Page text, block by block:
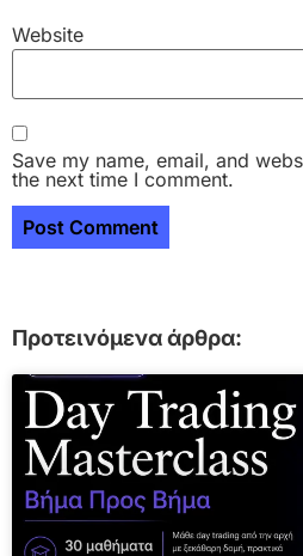
Website
Save my name, email, and
the next time I comment.
Προτεινόμενα άρθρα: